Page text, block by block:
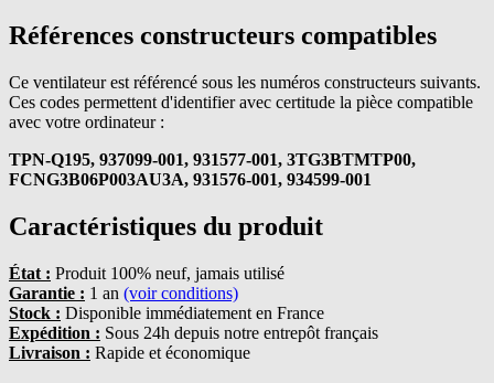
Références constructeurs compatibles
Ce ventilateur est référencé sous les numéros constructeurs suivants.
Ces codes permettent d'identifier avec certitude la pièce compatible
avec votre ordinateur :
TPN-Q195, 937099-001, 931577-001, 3TG3BTMTP00,
FCNG3B06P003AU3A, 931576-001, 934599-001
Caractéristiques du produit
État : Produit 100% neuf, jamais utilisé
Garantie : 1 an (voir conditions)
Stock : Disponible immédiatement en France
Expédition : Sous 24h depuis notre entrepôt français
Livraison : Rapide et économique